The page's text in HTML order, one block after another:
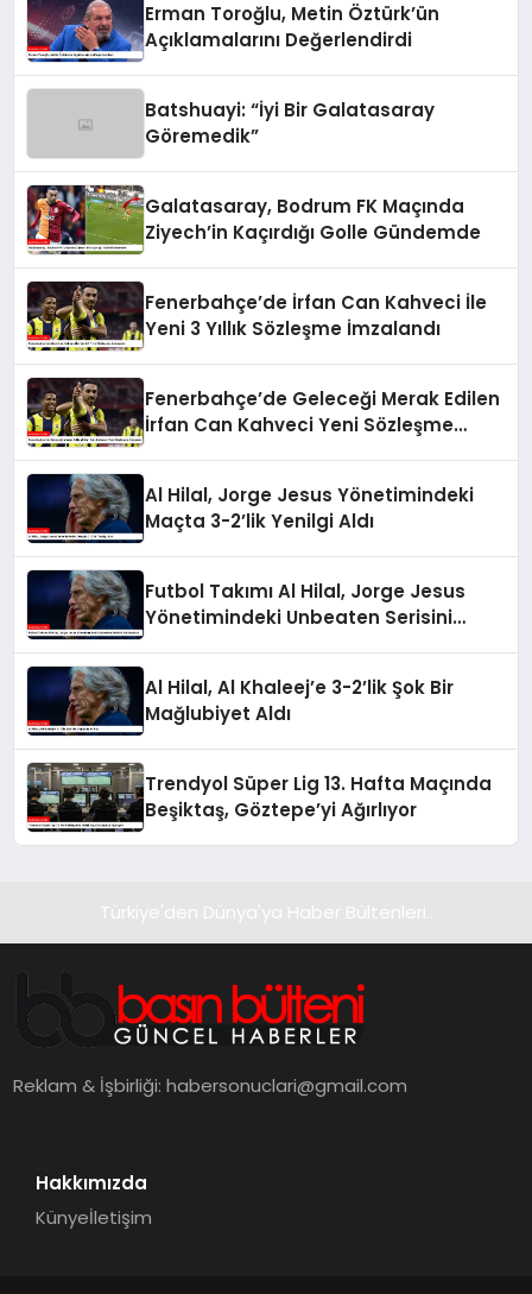
Erman Toroğlu, Metin Öztürk’ün
Açıklamalarını Değerlendirdi
Batshuayi: “İyi Bir Galatasaray
Göremedik”
Galatasaray, Bodrum FK Maçında
Ziyech’in Kaçırdığı Golle Gündemde
Fenerbahçe’de İrfan Can Kahveci İle
Yeni 3 Yıllık Sözleşme İmzalandı
Fenerbahçe’de Geleceği Merak Edilen
İrfan Can Kahveci Yeni Sözleşme
Al Hilal, Jorge Jesus Yönetimindeki
Maçta 3-2’lik Yenilgi Aldı
Futbol Takımı Al Hilal, Jorge Jesus
Yönetimindeki Unbeaten Serisini
Al Hilal, Al Khaleej’e 3-2’lik Şok Bir
Mağlubiyet Aldı
Trendyol Süper Lig 13. Hafta Maçında
Beşiktaş, Göztepe’yi Ağırlıyor
Türkiye'den Dünya'ya Haber Bültenleri..
Reklam & İşbirliği:habersonuclari@gmail.com
Hakkımızda
Künyeİletişim